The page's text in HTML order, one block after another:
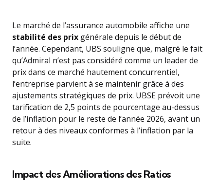
Le marché de l’assurance automobile affiche une
stabilité des prix générale depuis le début de
l’année. Cependant, UBS souligne que, malgré le fait
qu’Admiral n’est pas considéré comme un leader de
prix dans ce marché hautement concurrentiel,
l’entreprise parvient à se maintenir grâce à des
ajustements stratégiques de prix. UBSE prévoit une
tarification de 2,5 points de pourcentage au-dessus
de l’inflation pour le reste de l’année 2026, avant un
retour à des niveaux conformes à l’inflation par la
suite.
Impact des Améliorations des Ratios